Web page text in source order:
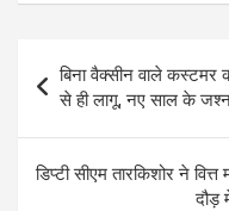
Post
navigation
बिना वैक्सीन वाले कस्टमर
से ही लागू, नए साल के
डिप्टी सीएम तारकिशोर ने
दौड़